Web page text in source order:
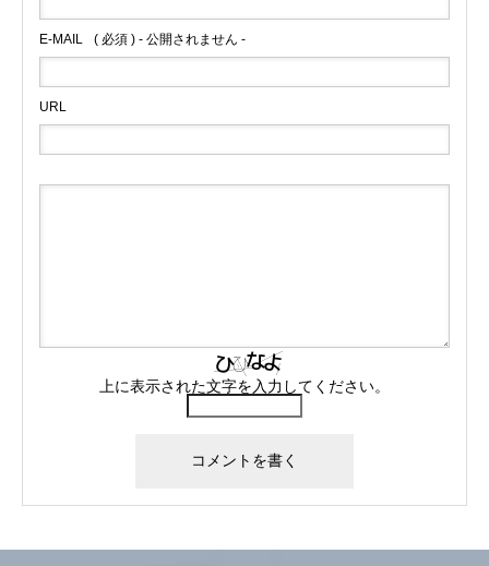
E-MAIL ( 必須 ) - 公開されません -
URL
上に表示された文字を入力してください。